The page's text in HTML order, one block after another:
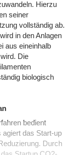
Hierzu
seiner
vollständig ab.
in den Anlagen
aus eineinhalb
Die
biologisch
bedient
das Start-up
Durch